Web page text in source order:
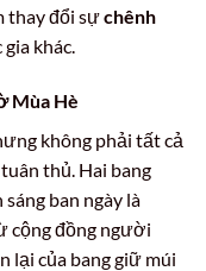
thay đổi sựchênh
gia khác.
Mùa Hè
không phải tất cả
thủ. Hai bang
ban ngày là
cộng đồng người
lại của bang giữ múi